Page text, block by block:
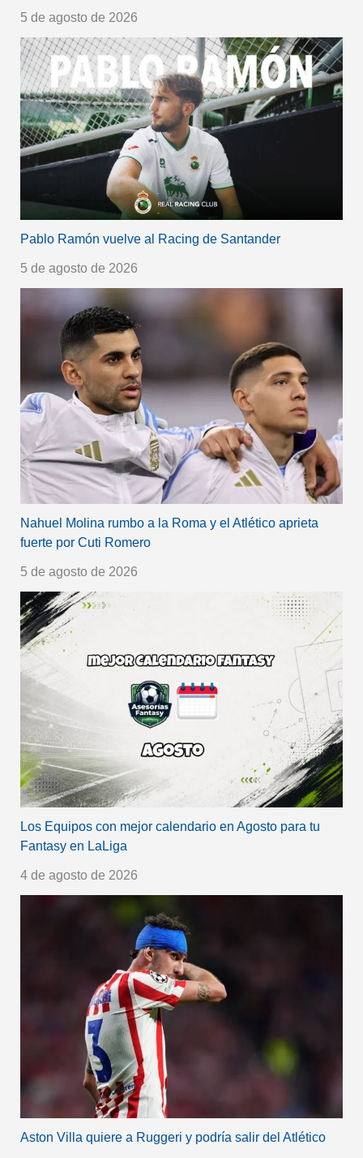
5 de agosto de 2026
Pablo Ramón vuelve al Racing de Santander
5 de agosto de 2026
Nahuel Molina rumbo a la Roma y el Atlético aprieta
fuerte por Cuti Romero
5 de agosto de 2026
Los Equipos con mejor calendario en Agosto para tu
Fantasy en LaLiga
4 de agosto de 2026
Aston Villa quiere a Ruggeri y podría salir del Atlético